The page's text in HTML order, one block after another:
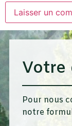
Pour nous
notre